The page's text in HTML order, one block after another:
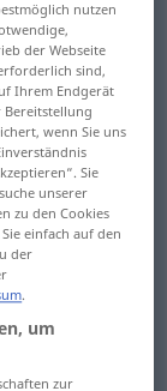
nutzen
der Webseite
sind,
Ihrem Endgerät
Bereitstellung
wenn Sie uns
Sie
unserer
zu den Cookies
einfach auf den
der
.
um
zur